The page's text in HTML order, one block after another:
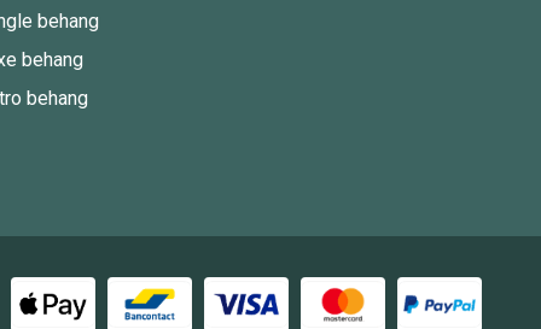
behang
behang
behang